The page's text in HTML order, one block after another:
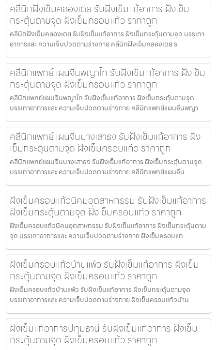
คลีนิกฝังเข็มคลองเตย รับฝังเข็มแก้อาการ ฝังเข็ม
กระตุ้นตามจุด ฝังเข็มครอบแก้ว ราคาถูก
คลีนิกฝังเข็มคลองเตย รับฝังเข็มแก้อาการ ฝังเข็มกระตุ้นตามจุด บรรเทา
อาการและ ความเจ็บปวดตามร่างกาย คลีนิกฝังเข็มคลองเตย ร
คลีนิกแพทย์แผนจีนพญาไท รับฝังเข็มแก้อาการ ฝังเข็ม
กระตุ้นตามจุด ฝังเข็มครอบแก้ว ราคาถูก
คลีนิกแพทย์แผนจีนพญาไท รับฝังเข็มแก้อาการ ฝังเข็มกระตุ้นตามจุด
บรรเทาอาการและ ความเจ็บปวดตามร่างกาย คลีนิกแพทย์แผนจีนพญา
คลีนิกแพทย์แผนจีนบางเสาธง รับฝังเข็มแก้อาการ ฝัง
เข็มกระตุ้นตามจุด ฝังเข็มครอบแก้ว ราคาถูก
คลีนิกแพทย์แผนจีนบางเสาธง รับฝังเข็มแก้อาการ ฝังเข็มกระตุ้นตามจุด
บรรเทาอาการและ ความเจ็บปวดตามร่างกาย คลีนิกแพทย์แผนจีน
ฝังเข็มครอบแก้วนิคมอุตสาหกรรม รับฝังเข็มแก้อาการ
ฝังเข็มกระตุ้นตามจุด ฝังเข็มครอบแก้ว ราคาถูก
ฝังเข็มครอบแก้วนิคมอุตสาหกรรม รับฝังเข็มแก้อาการ ฝังเข็มกระตุ้นตาม
จุด บรรเทาอาการและ ความเจ็บปวดตามร่างกาย ฝังเข็มครอบแก
ฝังเข็มครอบแก้วบ้านแพ้ว รับฝังเข็มแก้อาการ ฝังเข็ม
กระตุ้นตามจุด ฝังเข็มครอบแก้ว ราคาถูก
ฝังเข็มครอบแก้วบ้านแพ้ว รับฝังเข็มแก้อาการ ฝังเข็มกระตุ้นตามจุด
บรรเทาอาการและ ความเจ็บปวดตามร่างกาย ฝังเข็มครอบแก้วบ้าน
ฝังเข็มแก้อาการปทุมธานี รับฝังเข็มแก้อาการ ฝังเข็ม
กระตุ้นตามจุด ฝังเข็มครอบแก้ว ราคาถูก